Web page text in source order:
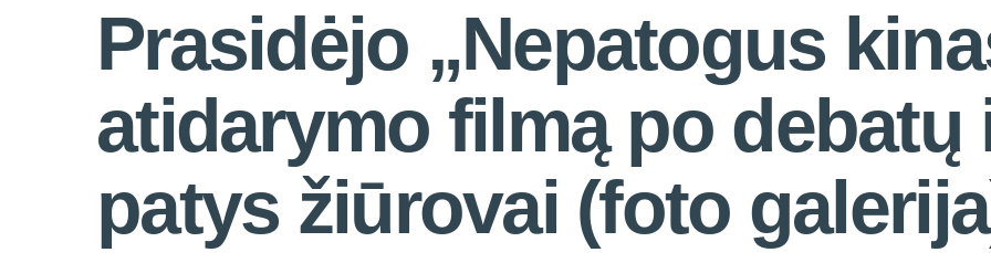
Prasidėjo „Nepatogus
atidarymo filmą po
patys žiūrovai (foto